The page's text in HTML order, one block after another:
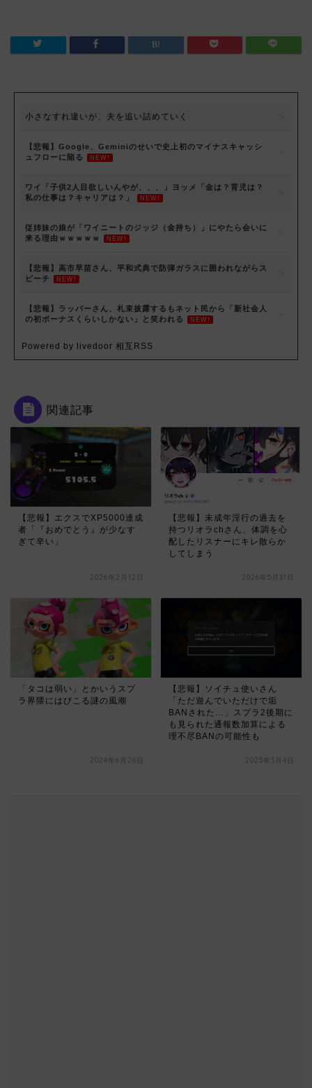
小さなすれ違いが、夫を追い詰めていく
【悲報】Google、Geminiのせいで史上初のマイナスキャッシ
ュフローに陥る
NEW!
ワイ「子供2人目欲しいんやが、、、」ヨッメ「金は？育児は？
私の仕事は？キャリアは？」
NEW!
従姉妹の娘が「ワイニートのジッジ（金持ち）」にやたら会いに
来る理由ｗｗｗｗｗ
NEW!
【悲報】高市早苗さん、平和式典で防弾ガラスに囲われながらス
ピーチ
NEW!
【悲報】ラッパーさん、札束披露するもネット民から「新社会人
の初ボーナスくらいしかない」と笑われる
NEW!
Powered by livedoor 相互RSS
関連記事
【悲報】エクスでXP5000達成
者「『おめでとう』が少なす
ぎて辛い」
2026年2月12日
【悲報】未成年淫行の過去を
持つリオラchさん、体調を心
配したリスナーにキレ散らか
してしまう
2026年5月31日
「タコは弱い」とかいうスプ
ラ界隈にはびこる謎の風潮
2024年6月26日
【悲報】ソイチュ使いさん
「ただ遊んでいただけで垢
BANされた…」スプラ2後期に
も見られた通報数加算による
理不尽BANの可能性も
2025年3月4日